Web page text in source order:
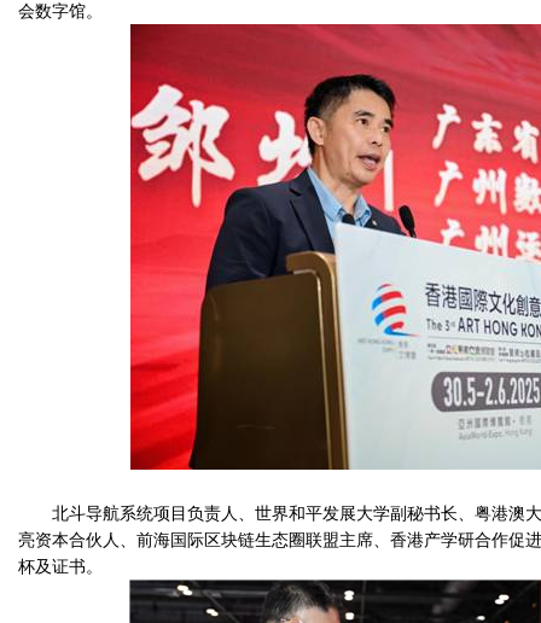
会数字馆。
北斗导航系统项目负责人、世界和平发展大学副秘书长、粤港澳
亮资本合伙人、前海国际区块链生态圈联盟主席、香港产学研合作促
杯及证书。